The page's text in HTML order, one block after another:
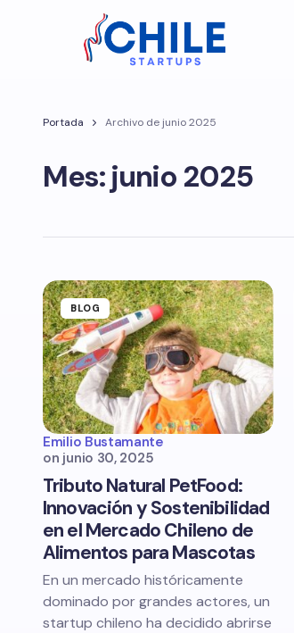
Portada Archivo de junio 2025
Mes:junio 2025
BLOG
Emilio Bustamante
on junio 30, 2025
Tributo Natural PetFood:
Innovación y Sostenibilidad
en el Mercado Chileno de
Alimentos para Mascotas
En un mercado históricamente
dominado por grandes actores, un
startup chileno ha decidido abrirse